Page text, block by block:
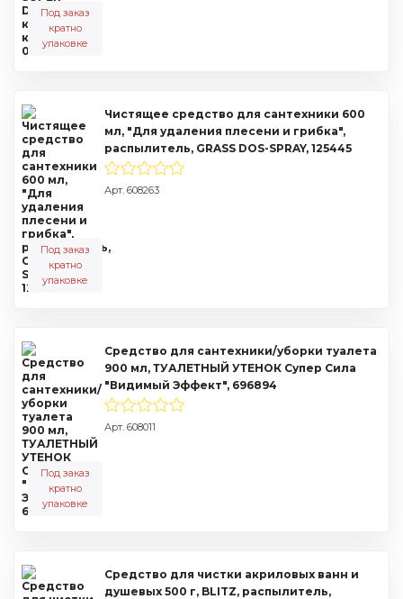
Под заказ
кратно
упаковке
Чистящее средство для сантехники 600
мл, "Для удаления плесени и грибка",
распылитель, GRASS DOS-SPRAY, 125445
Арт. 608263
Под заказ
кратно
упаковке
Средство для сантехники/уборки туалета
900 мл, ТУАЛЕТНЫЙ УТЕНОК Супер Сила
"Видимый Эффект", 696894
Арт. 608011
Под заказ
кратно
упаковке
Средство для чистки акриловых ванн и
душевых 500 г, BLITZ, распылитель,